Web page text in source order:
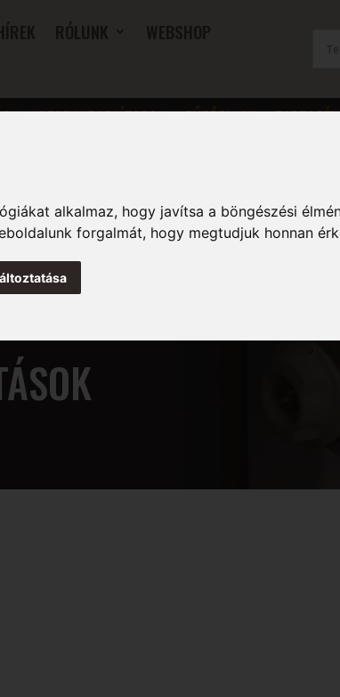
alkalmaz, hogy javítsa a böngészési
forgalmát, hogy megtudjuk honnan
SZOBAI RADIÁTOROK FŰTŐFALAK